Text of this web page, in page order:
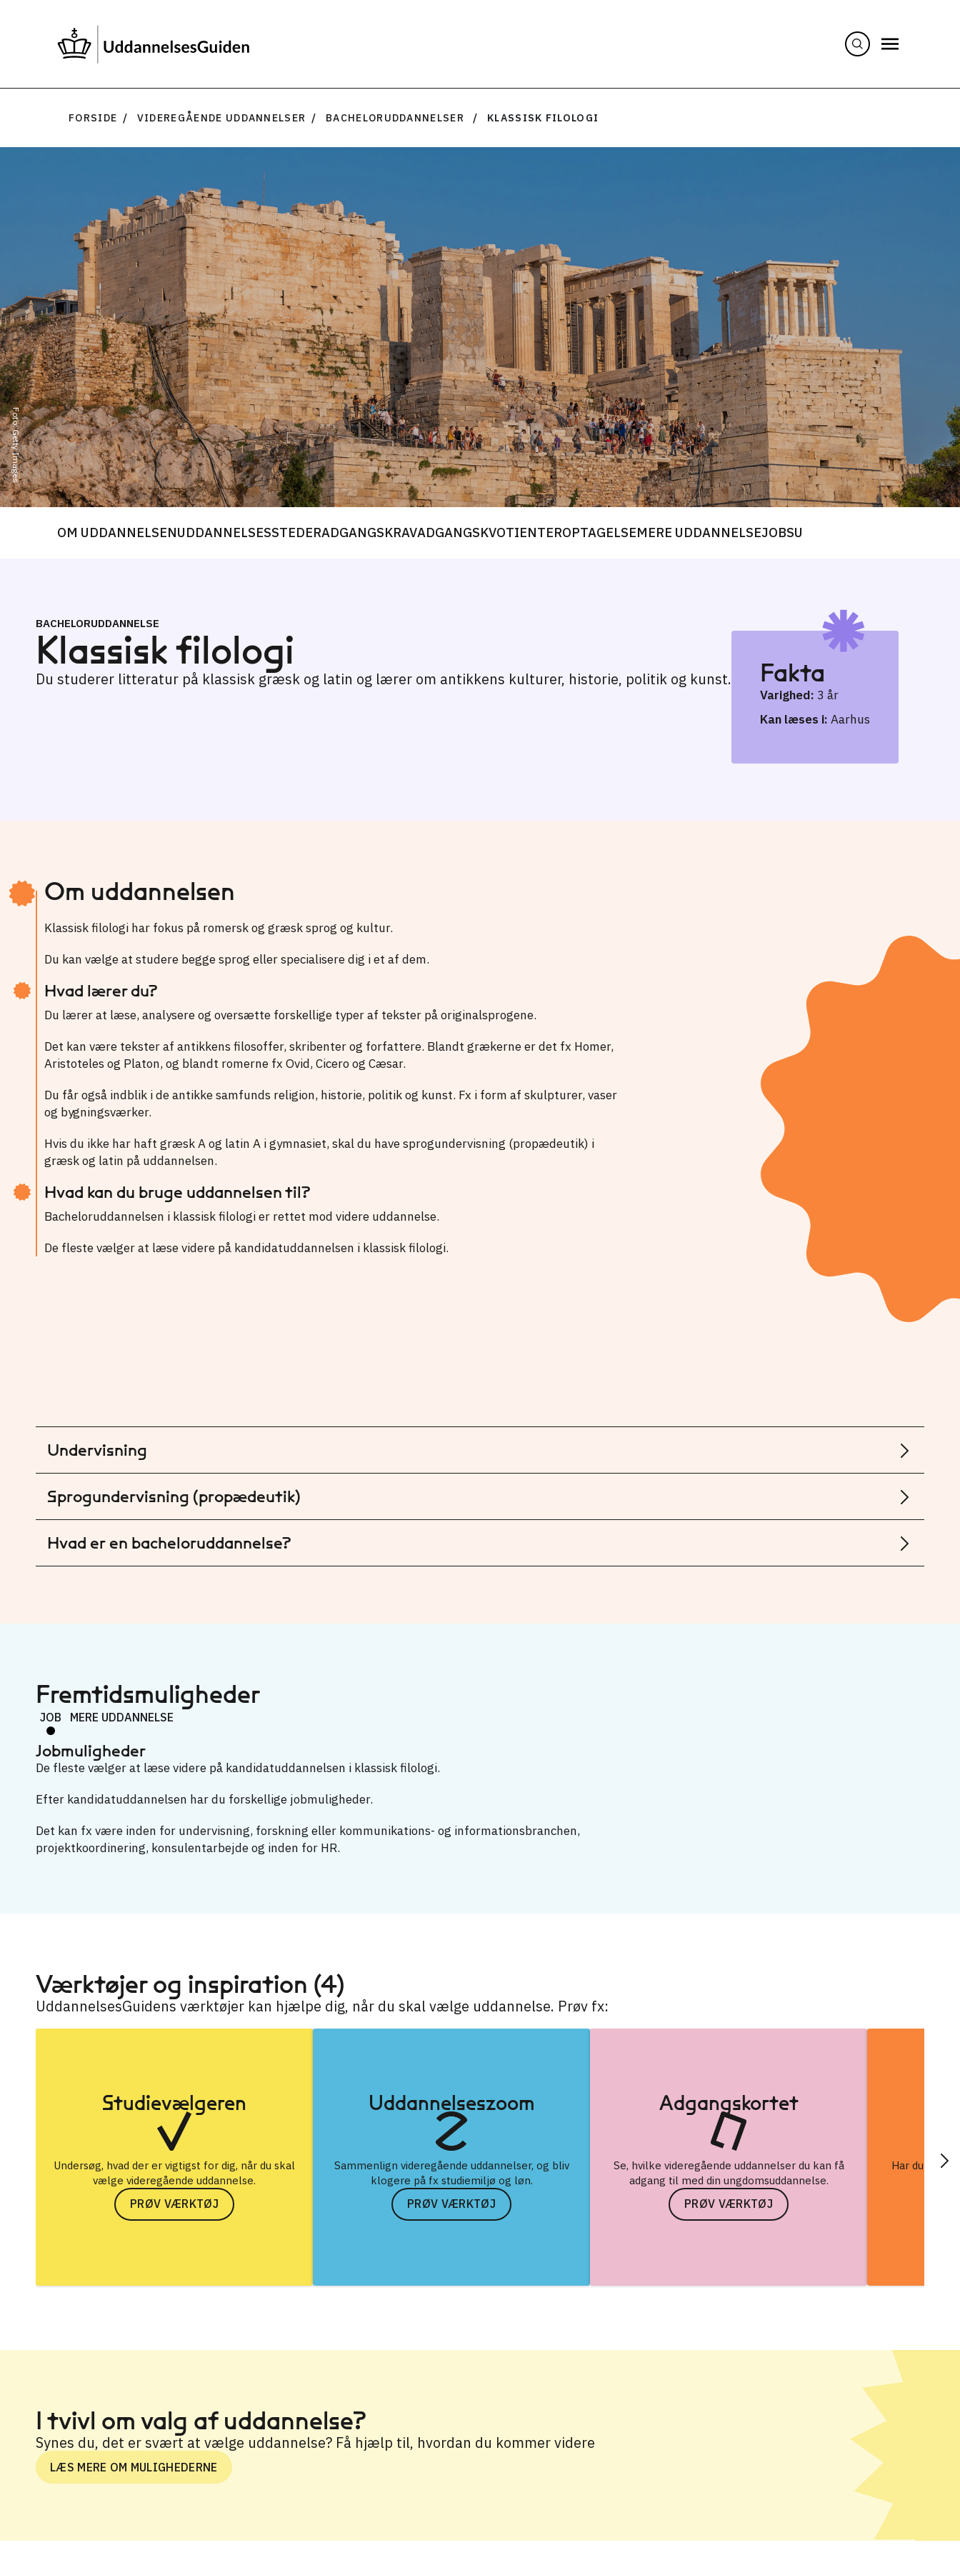
FORSIDE VIDEREGÅENDE UDDANNELSER BACHELORUDDANNELSER KLASSISK FILOLOGI
Foto: Getty Images
OM UDDANNELSENUDDANNELSESSTEDERADGANGSKRAVADGANGSKVOTIENTEROPTAGELSEMERE UDDANNELSEJOBSU
BACHELORUDDANNELSE
Klassisk filo­logi
Du studerer litteratur på klassisk græsk og latin og lærer om antikkens kulturer, historie, politik og kunst. Fakta
Varighed: 3 år
Kan læses i: Aarhus
Om uddannelsen
Klassisk filologi har fokus på romersk og græsk sprog og kultur.
Du kan vælge at studere begge sprog eller specialisere dig i et af dem.
Hvad lærer du?
Du lærer at læse, analysere og oversætte forskellige typer af tekster på originalsprogene.
Det kan være tekster af antikkens filosoffer, skribenter og forfattere. Blandt grækerne er det fx Homer,
Aristoteles og Platon, og blandt romerne fx Ovid, Cicero og Cæsar.
Du får også indblik i de antikke samfunds religion, historie, politik og kunst. Fx i form af skulpturer, vaser
og bygningsværker.
Hvis du ikke har haft græsk A og latin A i gymnasiet, skal du have sprogundervisning (propædeutik) i
græsk og latin på uddannelsen.
Hvad kan du bruge uddannelsen til?
Bacheloruddannelsen i klassisk filologi er rettet mod videre uddannelse.
De fleste vælger at læse videre på kandidatuddannelsen i klassisk filologi.
Undervisning
Sprogundervisning (propædeutik)
Hvad er en bacheloruddannelse?
Fremtidsmuligheder
JOB MERE UDDANNELSE
Jobmuligheder
De fleste vælger at læse videre på kandidatuddannelsen i klassisk filologi.
Efter kandidatuddannelsen har du forskellige jobmuligheder.
Det kan fx være inden for undervisning, forskning eller kommunikations- og informationsbranchen,
projektkoordinering, konsulentarbejde og inden for HR.
Værktøjer og inspiration (4)
UddannelsesGuidens værktøjer kan hjælpe dig, når du skal vælge uddannelse. Prøv fx:
Studievælgeren
Undersøg, hvad der er vigtigst for dig, når du skal
vælge videregående uddannelse.
PRØV VÆRKTØJ
Uddannelseszoom
Sammenlign videregående uddannelser, og bliv
klogere på fx studiemiljø og løn.
PRØV VÆRKTØJ
Adgangskortet
Se, hvilke videregående uddannelser du kan få
adgang til med din ungdomsuddannelse.
PRØV VÆRKTØJ
Har du en
I tvivl om valg af uddannelse?
Synes du, det er svært at vælge uddannelse? Få hjælp til, hvordan du kommer videre
LÆS MERE OM MULIGHEDERNE